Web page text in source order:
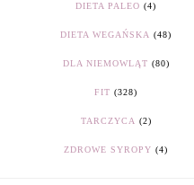
DIETA PALEO (4)
DIETA WEGAŃSKA (48)
DLA NIEMOWLĄT (80)
FIT (328)
TARCZYCA (2)
ZDROWE SYROPY (4)